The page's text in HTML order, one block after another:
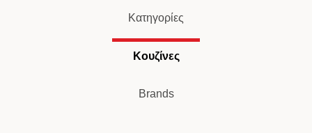
Κατηγορίες
Κουζίνες
Brands